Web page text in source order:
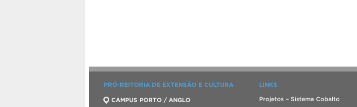
PRÓ-REITORIA DE EXTENSÃO E CULTURA
CAMPUS PORTO / ANGLO
LINKS
Projetos – Sistema Cobalto